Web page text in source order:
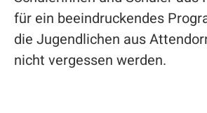
für ein beeindruckendes
die Jugendlichen aus
nicht vergessen werden.